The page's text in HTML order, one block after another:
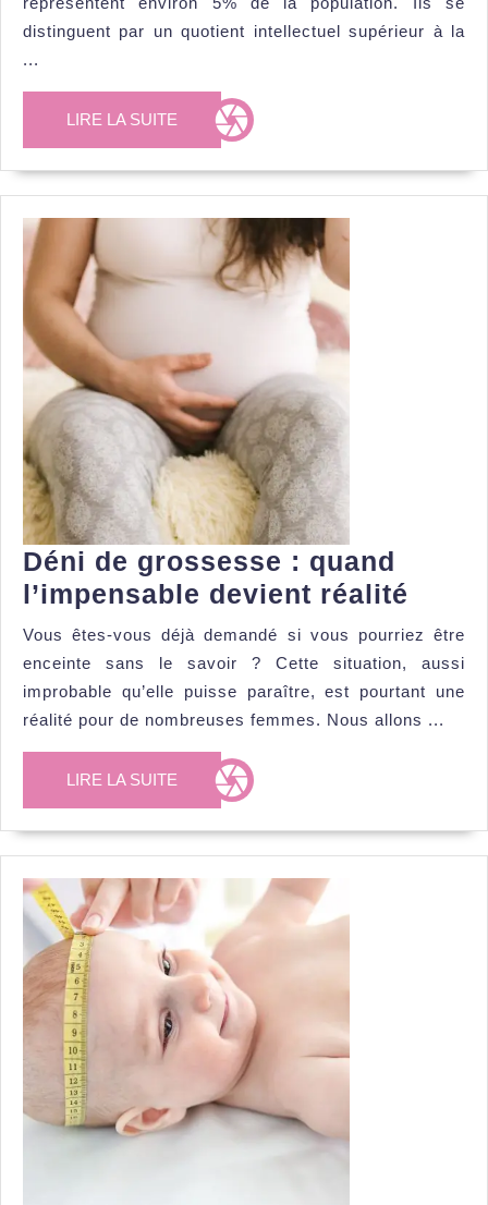
:
distinguent par un quotient intellectuel supérieur à la
...
LIRE LA SUITE
SUITE
Déni de grossesse : quand
l’impensable devient réalité
de
:
Vous êtes-vous déjà demandé si vous pourriez être
enceinte sans le savoir ? Cette situation, aussi
improbable qu’elle puisse paraître, est pourtant une
réalité pour de nombreuses femmes. Nous allons ...
LIRE LA SUITE
SUITE